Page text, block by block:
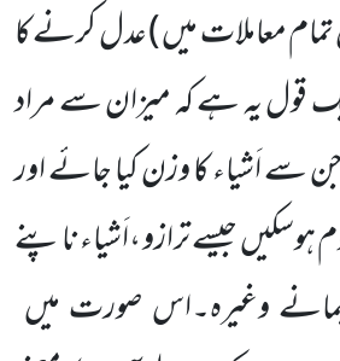
معاملات میں )عدل کرنے کا
قول یہ ہے کہ میزان سے مراد
سے اَشیاء کا وزن کیا جائے اور
ہوسکیںجیسے ترازو ،اَشیاء ناپنے
وغیرہ۔اس صورت میں